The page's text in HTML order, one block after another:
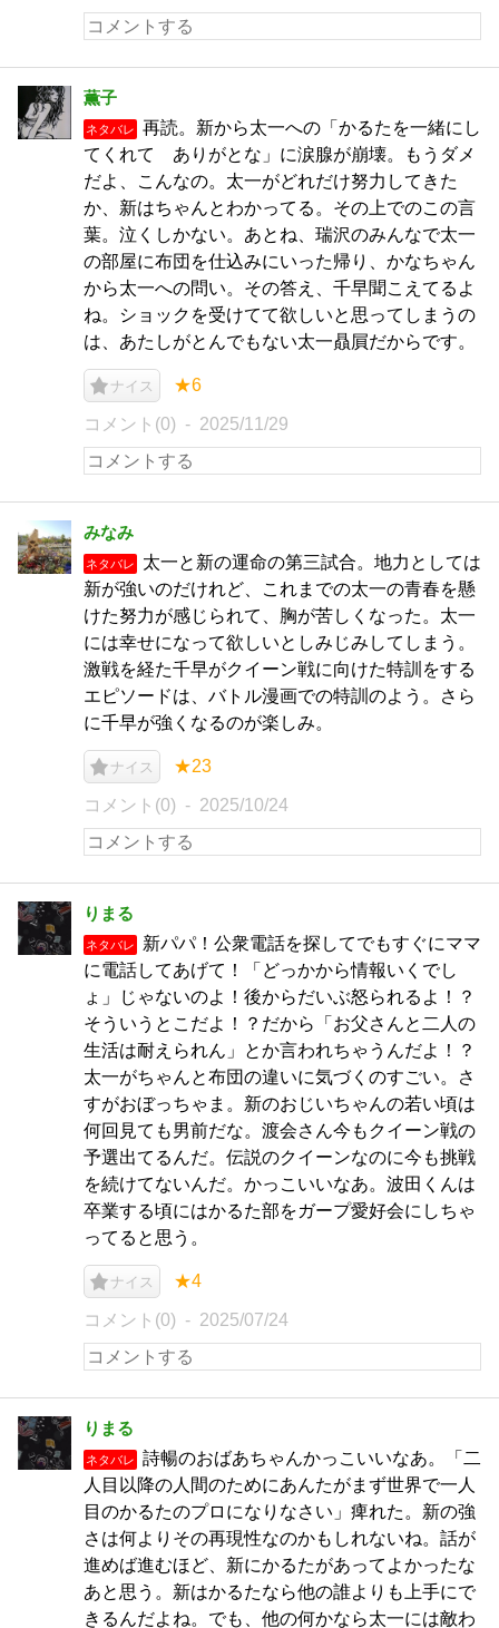
薫子
ネタバレ
再読。新から太一への「かるたを一緒にし
てくれて ありがとな」に涙腺が崩壊。もうダメ
だよ、こんなの。太一がどれだけ努力してきた
か、新はちゃんとわかってる。その上でのこの言
葉。泣くしかない。あとね、瑞沢のみんなで太一
の部屋に布団を仕込みにいった帰り、かなちゃん
から太一への問い。その答え、千早聞こえてるよ
ね。ショックを受けてて欲しいと思ってしまうの
は、あたしがとんでもない太一贔屓だからです。
ナイス ★6
コメント(0) 2025/11/29
みなみ
ネタバレ
太一と新の運命の第三試合。地力としては
新が強いのだけれど、これまでの太一の青春を懸
けた努力が感じられて、胸が苦しくなった。太一
には幸せになって欲しいとしみじみしてしまう。
激戦を経た千早がクイーン戦に向けた特訓をする
エピソードは、バトル漫画での特訓のよう。さら
に千早が強くなるのが楽しみ。
ナイス ★23
コメント(0) 2025/10/24
りまる
ネタバレ
新パパ！公衆電話を探してでもすぐにママ
に電話してあげて！「どっかから情報いくでし
ょ」じゃないのよ！後からだいぶ怒られるよ！？
そういうとこだよ！？だから「お父さんと二人の
生活は耐えられん」とか言われちゃうんだよ！？
太一がちゃんと布団の違いに気づくのすごい。さ
すがおぼっちゃま。新のおじいちゃんの若い頃は
何回見ても男前だな。渡会さん今もクイーン戦の
予選出てるんだ。伝説のクイーンなのに今も挑戦
を続けてないんだ。かっこいいなあ。波田くんは
卒業する頃にはかるた部をガープ愛好会にしちゃ
ってると思う。
ナイス ★4
コメント(0) 2025/07/24
りまる
ネタバレ
詩暢のおばあちゃんかっこいいなあ。「二
人目以降の人間のためにあんたがまず世界で一人
目のかるたのプロになりなさい」痺れた。新の強
さは何よりその再現性なのかもしれないね。話が
進めば進むほど、新にかるたがあってよかったな
あと思う。新はかるたなら他の誰よりも上手にで
きるんだよね。でも、他の何かなら太一には敵わ